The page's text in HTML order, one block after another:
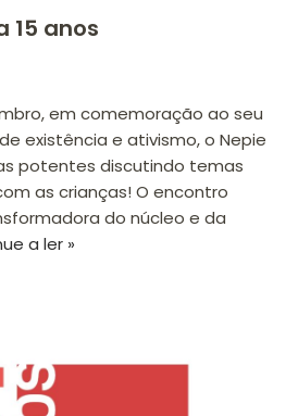
15 anos
em comemoração ao seu
existência e ativismo, o Nepie
potentes discutindo temas
as crianças! O encontro
do núcleo e da
a ler »